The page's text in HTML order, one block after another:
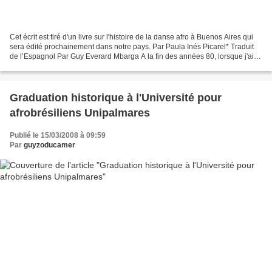
Cet écrit est tiré d'un livre sur l'histoire de la danse afro à Buenos Aires qui
sera édité prochainement dans notre pays. Par Paula Inés Picarel* Traduit
de l’Espagnol Par Guy Everard Mbarga A la fin des années 80, lorsque j'ai
Graduation historique à l'Université pour
afrobrésiliens Unipalmares
Publié le 15/03/2008 à 09:59
Par guyzoducamer